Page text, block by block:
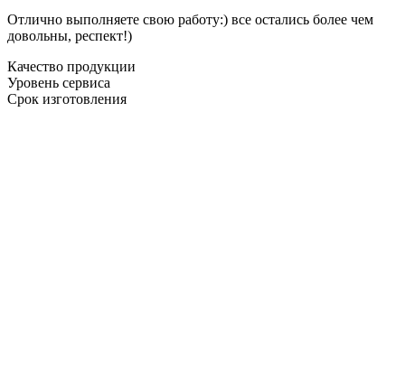
Отлично выполняете свою работу:) все остались более чем
довольны, респект!)
Качество продукции
Уровень сервиса
Срок изготовления